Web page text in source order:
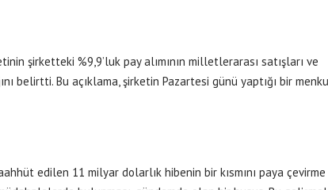
şirketteki %9,9’luk pay alımının milletlerarası satışları ve
belirtti. Bu açıklama, şirketin Pazartesi günü yaptığı bir
edilen 11 milyar dolarlık hibenin bir kısmını paya çevirme